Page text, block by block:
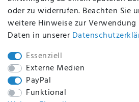
BEI UNS SIND SIE SICHER!
WIR VERSENDEN MIT
oder zu widerrufen. Beachten Sie
weitere Hinweise zur Verwendung
Daten in unserer
Essenziell
Externe Medien
PayPal
Funktional